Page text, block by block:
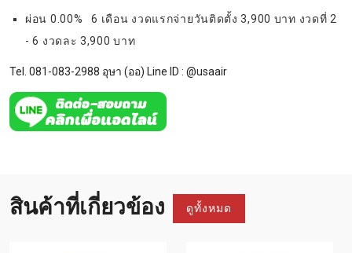
ผ่อน 0.00% 6 เดือน งวดแรกจ่ายวันติดตั้ง 3,900 บาท งวดที่ 2
- 6 งวดละ 3,900 บาท
Tel. 081-083-2988 อุษา (ออ) Line ID : @usaair
สินค้าที่เกี่ยวข้อง ดูทั้งหมด